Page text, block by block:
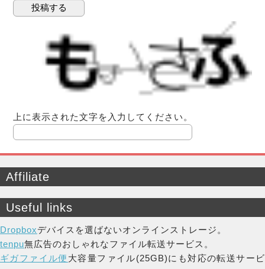
上に表示された文字を入力してください。
Affiliate
Useful links
Dropboxデバイスを選ばないオンラインストレージ。
tenpu無広告のおしゃれなファイル転送サービス。
ギガファイル便 大容量ファイル(25GB)にも対応の転送サービ